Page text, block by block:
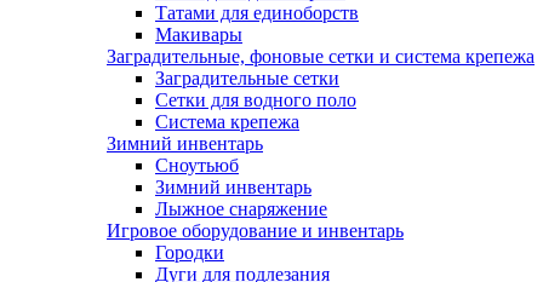
Татами для единоборств
Макивары
Заградительные, фоновые сетки и система крепежа
Заградительные сетки
Сетки для водного поло
Система крепежа
Зимний инвентарь
Сноутьюб
Зимний инвентарь
Лыжное снаряжение
Игровое оборудование и инвентарь
Городки
Дуги для подлезания